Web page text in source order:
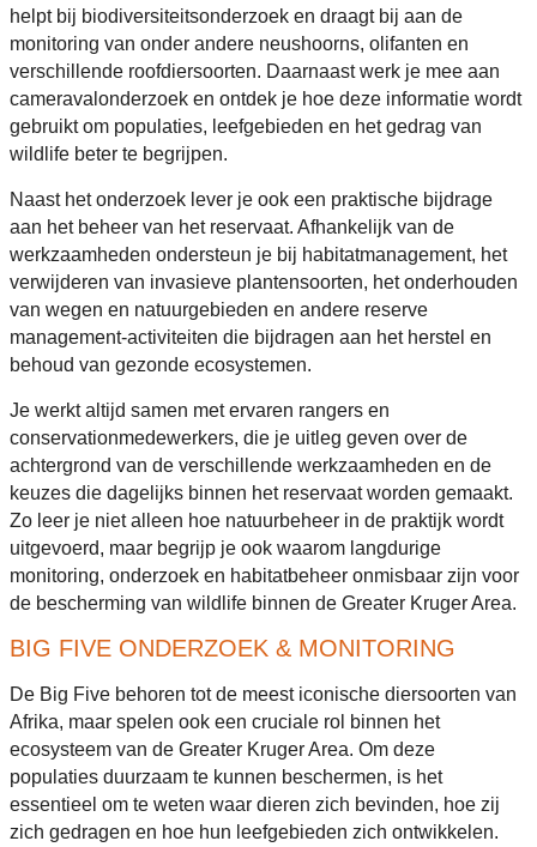
helpt bij biodiversiteitsonderzoek en draagt bij aan de
monitoring van onder andere neushoorns, olifanten en
verschillende roofdiersoorten. Daarnaast werk je mee aan
cameravalonderzoek en ontdek je hoe deze informatie wordt
gebruikt om populaties, leefgebieden en het gedrag van
wildlife beter te begrijpen.
Naast het onderzoek lever je ook een praktische bijdrage
aan het beheer van het reservaat. Afhankelijk van de
werkzaamheden ondersteun je bij habitatmanagement, het
verwijderen van invasieve plantensoorten, het onderhouden
van wegen en natuurgebieden en andere reserve
management-activiteiten die bijdragen aan het herstel en
behoud van gezonde ecosystemen.
Je werkt altijd samen met ervaren rangers en
conservationmedewerkers, die je uitleg geven over de
achtergrond van de verschillende werkzaamheden en de
keuzes die dagelijks binnen het reservaat worden gemaakt.
Zo leer je niet alleen hoe natuurbeheer in de praktijk wordt
uitgevoerd, maar begrijp je ook waarom langdurige
monitoring, onderzoek en habitatbeheer onmisbaar zijn voor
de bescherming van wildlife binnen de Greater Kruger Area.
BIG FIVE ONDERZOEK & MONITORING
De Big Five behoren tot de meest iconische diersoorten van
Afrika, maar spelen ook een cruciale rol binnen het
ecosysteem van de Greater Kruger Area. Om deze
populaties duurzaam te kunnen beschermen, is het
essentieel om te weten waar dieren zich bevinden, hoe zij
zich gedragen en hoe hun leefgebieden zich ontwikkelen.